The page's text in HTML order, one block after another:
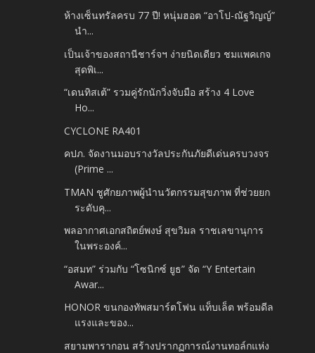
ห้างเซ็นทรัลครบ 77 ปี! หนุ่มฮอต “อาโป-ณัฐวิญญ์”
นำ...
เป็นเจ้าของสถานีชาร์จฯ ง่ายนิดเดียว ชมแพคเกจ
สุดพิเ...
“เดนทิสเต้” รวมคู่รักนักวิ่งจับมือ สร้าง 4 Love
Ho...
CYCLONE RA401
คปภ. จัดงานมอบรางวัลประกันภัยดีเด่นครบวงจร
(Prime ...
TMAN ชูศักยภาพผู้นำนวัตกรรมสุขภาพ ที่ช่วยยก
ระดับคุ...
พลอากาศเอกสถิตย์พงษ์ สุขวิมล ราชเลขานุการ
ในพระองค์...
“อสมท” ร่วมกับ “โซนิกซ์ ยูธ” จัด “Y Entertain
Awar...
HONOR ขนกองทัพสมาร์ตโฟน แท็บเล็ต พร้อมดีล
แรงและของ...
สยามพารากอน สร้างปรากฏการณ์งานทอล์กแห่ง